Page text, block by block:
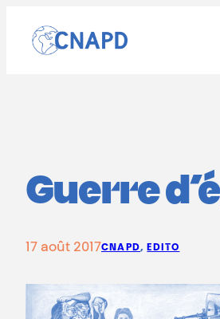
contenu
Guerre
17 août 2017CNAPD, EDITO